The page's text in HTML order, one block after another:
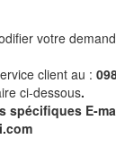
votre
client au :
ci-dessous.
spécifiques E-